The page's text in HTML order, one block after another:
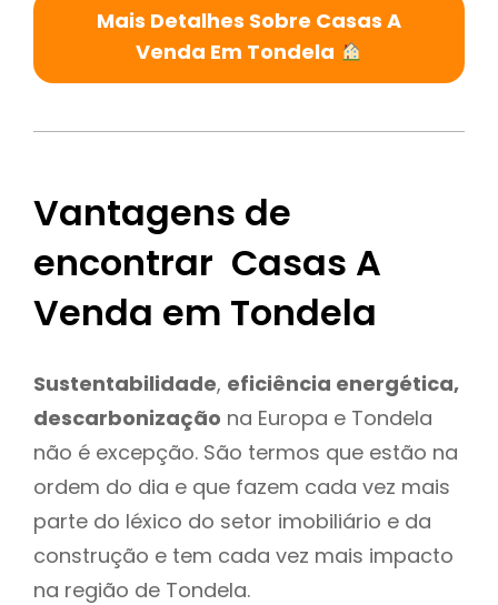
Mais Detalhes Sobre Casas A
Venda Em Tondela
Vantagens de
encontrar Casas A
Venda em Tondela
Sustentabilidade, eficiência energética,
descarbonização na Europa e Tondela
não é excepção. São termos que estão na
ordem do dia e que fazem cada vez mais
parte do léxico do setor imobiliário e da
construção e tem cada vez mais impacto
na região de Tondela.